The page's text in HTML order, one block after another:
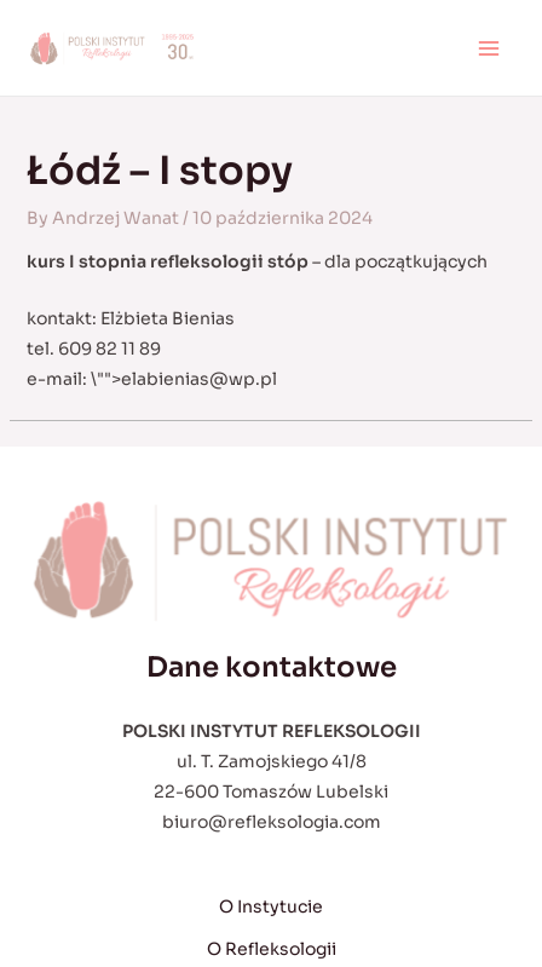
Łódź – I stopy
By Andrzej Wanat/10 października 2024
kurs I stopnia refleksologii stóp– dla początkujących
kontakt: Elżbieta Bienias
tel. 609 82 11 89
e-mail: \"">elabienias@wp.pl
Dane kontaktowe
POLSKI INSTYTUT REFLEKSOLOGII
ul. T. Zamojskiego 41/8
22-600 Tomaszów Lubelski
biuro@refleksologia.com
O Instytucie
O Refleksologii